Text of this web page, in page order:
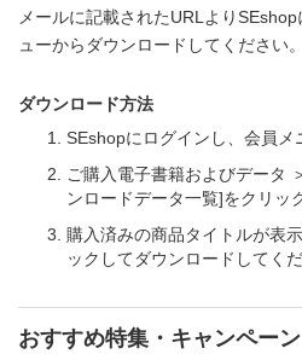
メールに記載されたURLより
ューからダウンロードしてください。
ダウンロード方法
SEshopにログインし、会員メ
ご購入電子書籍およびデータ
ンロードデータ一覧]をクリッ
購入済みの商品タイトルが表
ックしてダウンロードしてくだ
おすすめ特集・キャンペーン